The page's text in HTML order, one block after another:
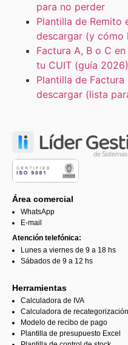
para no perder
Plantilla de Remito
descargar (y cómo
Factura A, B o C
tu CUIT (guía 2026)
Plantilla de
descargar (lista
Área comercial
WhatsApp
E-mail
Atención telefónica:
Lunes a viernes de 9 a 18 hs
Sábados de 9 a 12 hs
Herramientas
Calculadora de IVA
Calculadora de
Modelo de recibo de pago
Plantilla de presupuesto Excel